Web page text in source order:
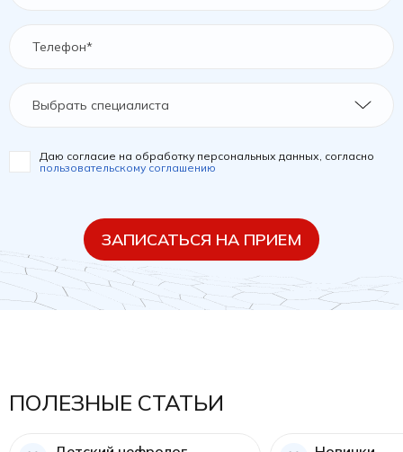
Выбрать специалиста
Даю согласие на обработку персональных данных, согласно
пользовательскому соглашению
ЗАПИСАТЬСЯ НА ПРИЕМ
ПОЛЕЗНЫЕ СТАТЬИ